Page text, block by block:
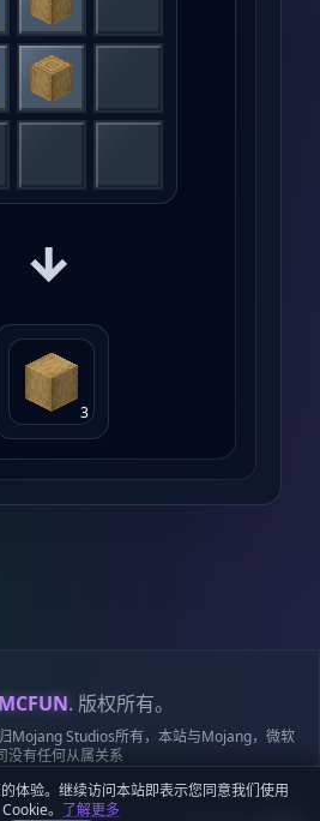
→
3
MCFUN. 版权所有。
Mojang Studios所有，本站与Mojang，微软
没有任何从属关系
鄂ICP备
鄂公网安备
体验。继续访问本站即表示您同意我们使用
Cookie。 了解更多